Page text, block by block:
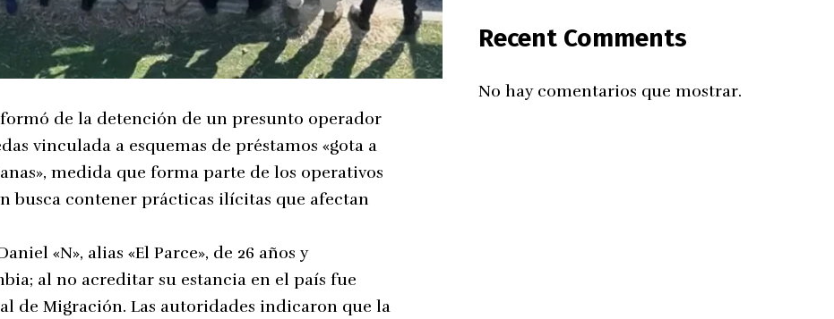
de la detención de un presunto operador
vinculada a esquemas de préstamos «gota a
medida que forma parte de los operativos
busca contener prácticas ilícitas que afectan
«N», alias «El Parce», de 26 años y
al no acreditar su estancia en el país fue
de Migración. Las autoridades indicaron que la
Recent Comments
No hay comentarios que mostrar.